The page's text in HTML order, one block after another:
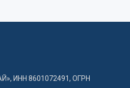
ИНН 8601072491, ОГРН